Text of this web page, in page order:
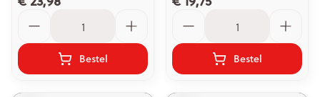
Bestel Bestel